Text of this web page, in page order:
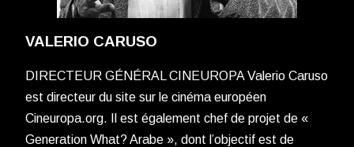
VALERIO CARUSO
DIRECTEUR GÉNÉRAL CINEUROPA Valerio Caruso
est directeur du site sur le cinéma européen
Cineuropa.org. Il est également chef de projet de «
Generation What? Arabe », dont l’objectif est de